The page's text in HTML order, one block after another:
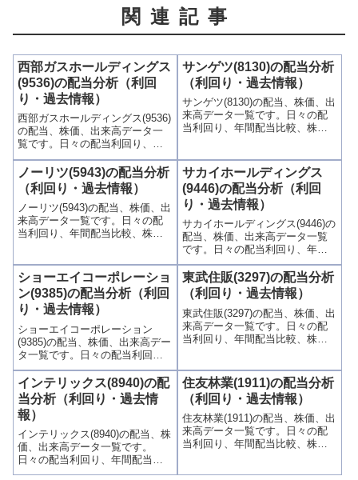
関連記事
西部ガスホールディングス
(9536)の配当分析（利回
り・過去情報）
西部ガスホールディングス(9536)
の配当、株価、出来高データ一
覧です。日々の配当利回り、年
間配当比較、株価や出来高との
関連、高額配当目的の買い時チ
ャンスなど、表とグラフでわか
りやすく掲載、配当利回りラン
キングも参考に！
サンゲツ(8130)の配当分析
（利回り・過去情報）
サンゲツ(8130)の配当、株価、出
来高データ一覧です。日々の配
当利回り、年間配当比較、株価
グラフでわかりやすく掲載、配
当利回りランキングも参考に！
ノーリツ(5943)の配当分析
（利回り・過去情報）
ノーリツ(5943)の配当、株価、出
来高データ一覧です。日々の配
当利回り、年間配当比較、株価
グラフでわかりやすく掲載、配
当利回りランキングも参考に！
サカイホールディングス
(9446)の配当分析（利回
り・過去情報）
サカイホールディングス(9446)の
配当、株価、出来高データ一覧
です。日々の配当利回り、年間
配当比較、株価や出来高との関
連、高額配当目的の買い時チャ
ンスなど、表とグラフでわかり
やすく掲載、配当利回りランキ
ングも参考に！
ショーエイコーポレーショ
ン(9385)の配当分析（利回
り・過去情報）
ショーエイコーポレーション
(9385)の配当、株価、出来高デー
タ一覧です。日々の配当利回
り、年間配当比較、株価や出来
高との関連、高額配当目的の買
い時チャンスなど、表とグラフ
でわかりやすく掲載、配当利回
りランキングも参考に！
東武住販(3297)の配当分析
（利回り・過去情報）
東武住販(3297)の配当、株価、出
来高データ一覧です。日々の配
当利回り、年間配当比較、株価
グラフでわかりやすく掲載、配
当利回りランキングも参考に！
インテリックス(8940)の配
当分析（利回り・過去情
報）
インテリックス(8940)の配当、株
価、出来高データ一覧です。
日々の配当利回り、年間配当比
較、株価や出来高との関連、高
住友林業(1911)の配当分析
（利回り・過去情報）
住友林業(1911)の配当、株価、出
来高データ一覧です。日々の配
当利回り、年間配当比較、株価